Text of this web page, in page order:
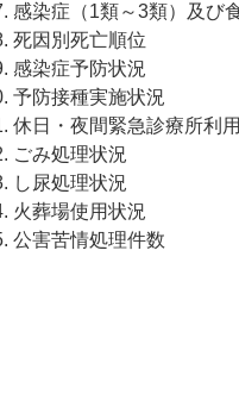
感染症（1類～3類）及び
死因別死亡順位
感染症予防状況
予防接種実施状況
休日・夜間緊急診療所利
ごみ処理状況
し尿処理状況
火葬場使用状況
公害苦情処理件数